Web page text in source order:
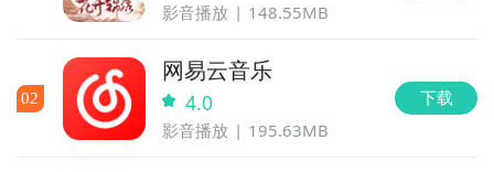
影音播放 148.55MB
02
网易云音乐
4.0
影音播放 195.63MB
下载